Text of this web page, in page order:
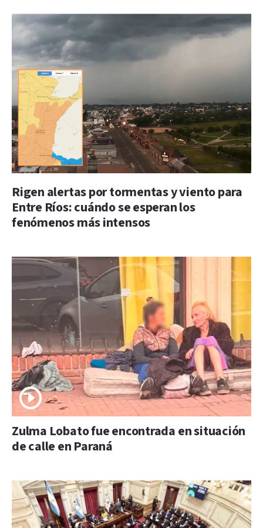
Rigen alertas por tormentas y viento para
Entre Ríos: cuándo se esperan los
fenómenos más intensos
Zulma Lobato fue encontrada en situación
de calle en Paraná